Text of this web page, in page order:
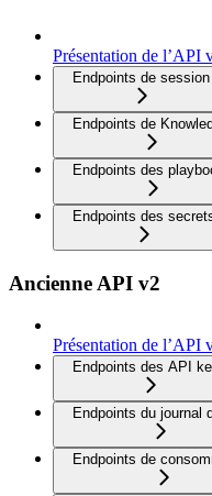
Présentation de l’API
Endpoints de session
Endpoints de
Endpoints des
Endpoints des
Ancienne API v2
Présentation de l’API
Endpoints des API
Endpoints du journal
Endpoints de